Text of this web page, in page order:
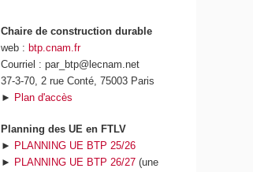
Chaire de construction durable
web :btp.cnam.fr
Courriel : par_btp@lecnam.net
37-3-70, 2 rue Conté, 75003 Paris
► Plan d'accès
Planning des UE en FTLV
► PLANNING UE BTP 25/26
► PLANNING UE BTP 26/27 (une